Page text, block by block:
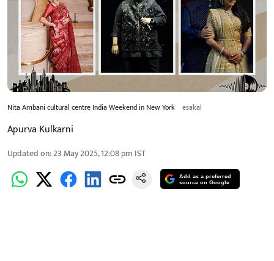
Nita Ambani cultural centre India Weekend in New York esakal
Apurva Kulkarni
Updated on:23 May 2025, 12:08 pm IST
Add as a preferred
source on Google